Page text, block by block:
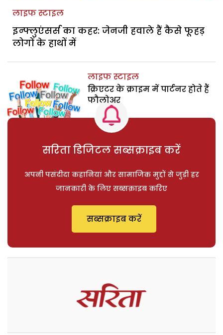
लाइफ स्टाइल
इन्फ्लुएंसर्स का कहर: जेनजी हवाले हैं कैसे फूहड़
लोगों के हाथों में
लाइफ स्टाइल
क्रिएटर के क्राइम में पार्टनर होते हैं
फौलोअर
सरिता डिजिटल सब्सक्राइब करें
अपनी पसंदीदा कहानियां और सामाजिक मुद्दों से जुड़ी हर
जानकारी के लिए सब्सक्राइब करिए
सब्सक्राइब करें